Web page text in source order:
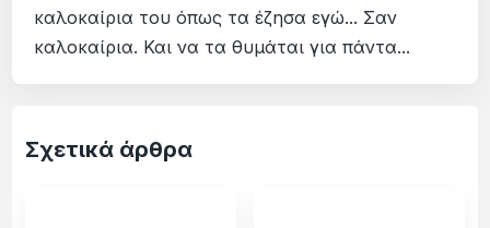
καλοκαίρια του όπως τα έζησα εγώ... Σαν
καλοκαίρια. Και να τα θυμάται για πάντα...
Σχετικά άρθρα